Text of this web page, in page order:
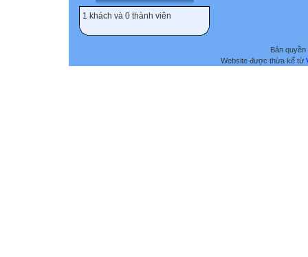
1 khách và 0 thành viên
Bản
Website được thừa kế từ